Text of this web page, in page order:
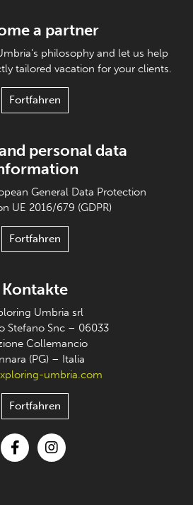
a partner
philosophy and let us help
tailored vacation for your clients.
Fortfahren
personal data
General Data Protection
UE 2016/679 (GDPR)
Fortfahren
Kontakte
Umbria srl
Stefano Snc – 06033
Collemancio
(PG) – Italia
umbria.com
Fortfahren